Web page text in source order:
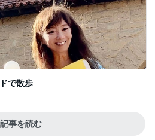
で散歩
記事を読む